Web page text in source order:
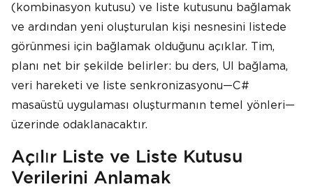
(kombinasyon kutusu) ve liste kutusunu bağlamak
ve ardından yeni oluşturulan kişi nesnesini listede
görünmesi için bağlamak olduğunu açıklar. Tim,
planı net bir şekilde belirler: bu ders, UI bağlama,
veri hareketi ve liste senkronizasyonu—C#
masaüstü uygulaması oluşturmanın temel yönleri—
üzerinde odaklanacaktır.
Açılır Liste ve Liste Kutusu
Verilerini Anlamak